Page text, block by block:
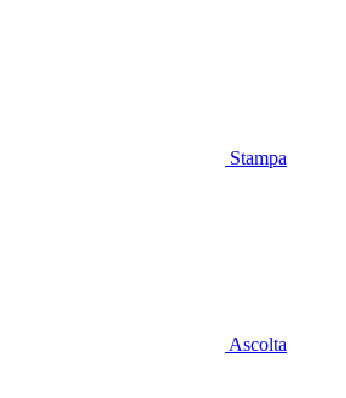
Stampa
Ascolta